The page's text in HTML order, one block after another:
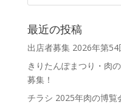
最近の投稿
出店者募集 2026年第
きりたんぽまつり・肉
募集！
チラシ 2025年肉の博